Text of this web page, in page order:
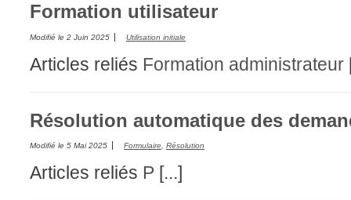
Formation utilisateur
Modifié le 2 Juin 2025 Utilisation initiale
Articles reliés Formation administrateur
Résolution automatique des
Modifié le 5 Mai 2025 Formulaire Résolution
Articles reliés P [...]